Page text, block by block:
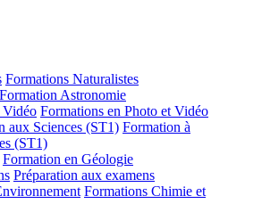
Formations Naturalistes
Formation Astronomie
Vidéo Formations en Photo et Vidéo
aux Sciences (ST1) Formation à
(ST1)
Formation en Géologie
Préparation aux examens
Formations Chimie et